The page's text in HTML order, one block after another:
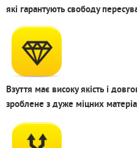
які гарантують свободу
Взуття має високу якість і
зроблене з дуже міцних